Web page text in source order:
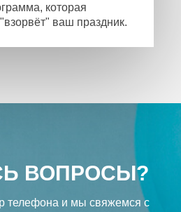
которая
ваш праздник.
ВОПРОСЫ?
телефона и мы свяжемся с